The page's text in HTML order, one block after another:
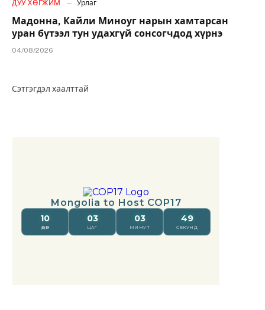
ДУУ ХӨГЖИМ Урлаг
Мадонна, Кайли Миноуг нарын хамтарсан
уран бүтээл тун удахгүй сонсогчдод хүрнэ
04/08/2026
Сэтгэгдэл хаалттай